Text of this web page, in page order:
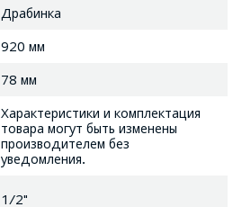
Драбинка
920 мм
78 мм
Характеристики и комплектация
товара могут быть изменены
производителем без
уведомления.
1/2"